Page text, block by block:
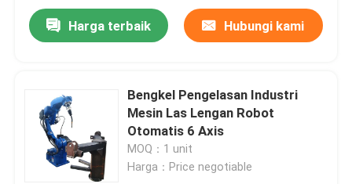
Rumah
Video
Harga terbaik Hubungi kami
Bengkel Pengelasan Industri
Mesin Las Lengan Robot
Otomatis 6 Axis
MOQ：1 unit
Harga：Price negotiable